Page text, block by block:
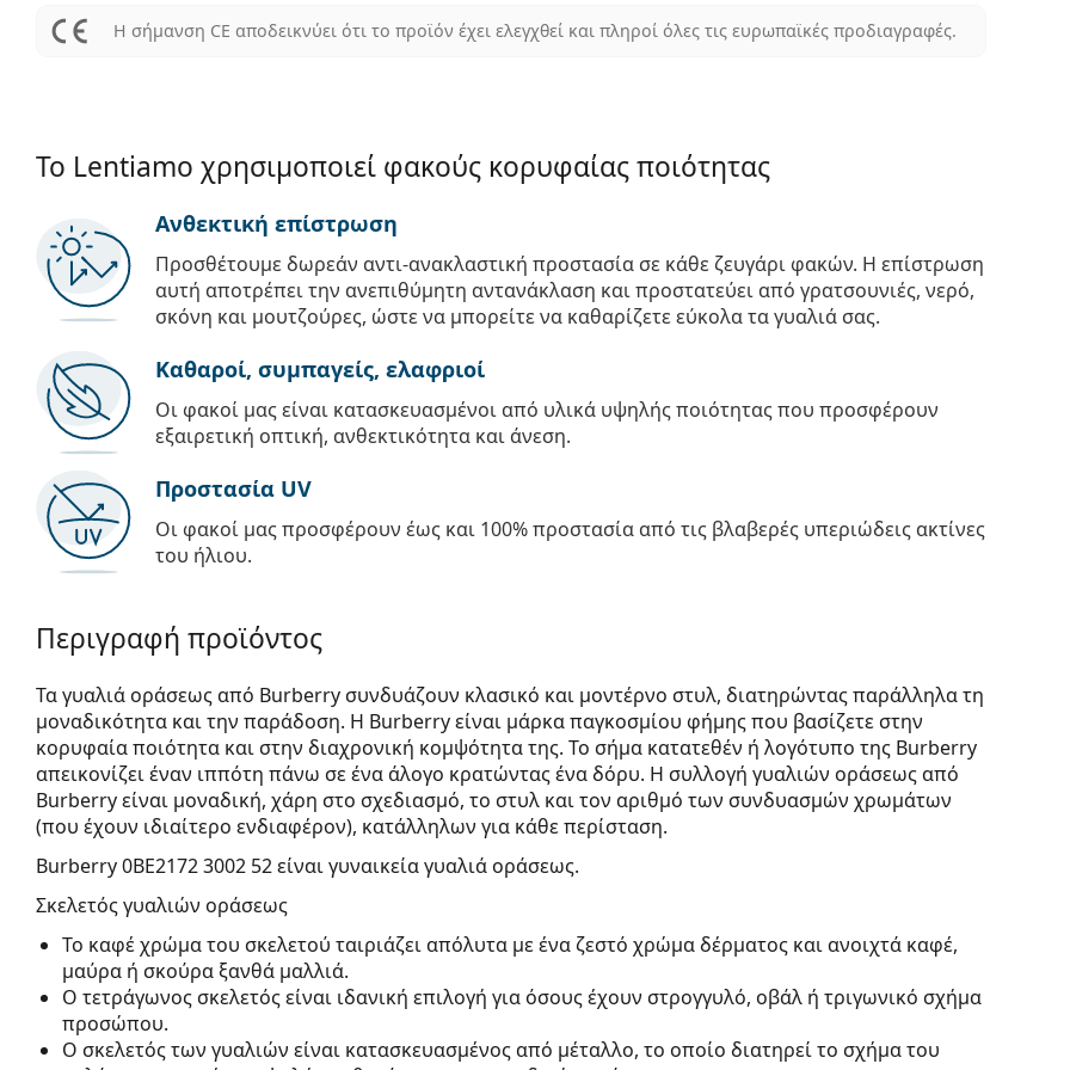
Η σήμανση CE αποδεικνύει ότι το προϊόν έχει ελεγχθεί και πληροί όλες τις ευρωπαϊκές προδιαγραφές.
Το Lentiamo χρησιμοποιεί φακούς κορυφαίας ποιότητας
Ανθεκτική επίστρωση
Προσθέτουμε δωρεάν αντι-ανακλαστική προστασία σε κάθε ζευγάρι φακών. Η επίστρωση
αυτή αποτρέπει την ανεπιθύμητη αντανάκλαση και προστατεύει από γρατσουνιές, νερό,
σκόνη και μουτζούρες, ώστε να μπορείτε να καθαρίζετε εύκολα τα γυαλιά σας.
Καθαροί, συμπαγείς, ελαφριοί
Οι φακοί μας είναι κατασκευασμένοι από υλικά υψηλής ποιότητας που προσφέρουν
εξαιρετική οπτική, ανθεκτικότητα και άνεση.
Προστασία UV
Οι φακοί μας προσφέρουν έως και 100% προστασία από τις βλαβερές υπεριώδεις ακτίνες
του ήλιου.
Περιγραφή προϊόντος
Τα γυαλιά οράσεως από Burberry συνδυάζουν κλασικό και μοντέρνο στυλ, διατηρώντας παράλληλα τη
μοναδικότητα και την παράδοση. Η Burberry είναι μάρκα παγκοσμίου φήμης που βασίζετε στην
κορυφαία ποιότητα και στην διαχρονική κομψότητα της. Το σήμα κατατεθέν ή λογότυπο της Burberry
απεικονίζει έναν ιππότη πάνω σε ένα άλογο κρατώντας ένα δόρυ. Η συλλογή γυαλιών οράσεως από
Burberry είναι μοναδική, χάρη στο σχεδιασμό, το στυλ και τον αριθμό των συνδυασμών χρωμάτων
(που έχουν ιδιαίτερο ενδιαφέρον), κατάλληλων για κάθε περίσταση.
Burberry 0BE2172 3002 52είναι γυναικεία γυαλιά οράσεως.
Σκελετός γυαλιών οράσεως
Το καφέ χρώμα του σκελετού ταιριάζει απόλυτα με ένα ζεστό χρώμα δέρματος και ανοιχτά καφέ,
μαύρα ή σκούρα ξανθά μαλλιά.
Ο τετράγωνος σκελετός είναι ιδανική επιλογή για όσους έχουν στρογγυλό, οβάλ ή τριγωνικό σχήμα
προσώπου.
Ο σκελετός των γυαλιών είναι κατασκευασμένος από μέταλλο, το οποίο διατηρεί το σχήμα του